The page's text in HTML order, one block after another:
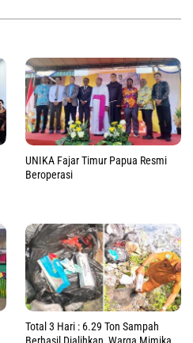
UNIKA Fajar Timur Papua Resmi
Beroperasi
Total 3 Hari : 6.29 Ton Sampah